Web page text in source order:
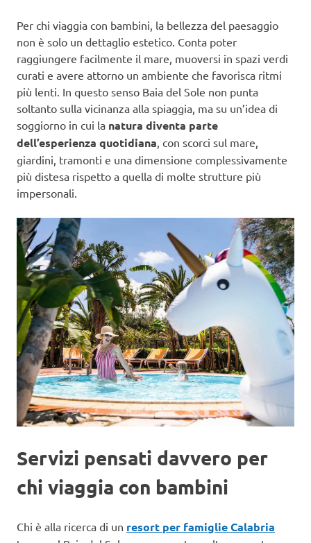
Per chi viaggia con bambini, la bellezza del paesaggio
non è solo un dettaglio estetico. Conta poter
raggiungere facilmente il mare, muoversi in spazi verdi
curati e avere attorno un ambiente che favorisca ritmi
più lenti. In questo senso Baia del Sole non punta
soltanto sulla vicinanza alla spiaggia, ma su un’idea di
soggiorno in cui la natura diventa parte
dell’esperienza quotidiana, con scorci sul mare,
giardini, tramonti e una dimensione complessivamente
più distesa rispetto a quella di molte strutture più
impersonali.
Servizi pensati davvero per
chi viaggia con bambini
Chi è alla ricerca di un resort per famiglie Calabria